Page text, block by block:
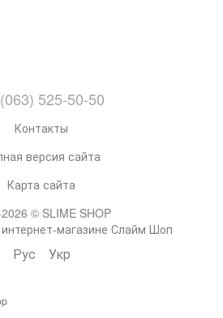
525-50-50
Контакты
версия сайта
Карта сайта
© SLIME SHOP
магазине Слайм Шоп
Рус Укр